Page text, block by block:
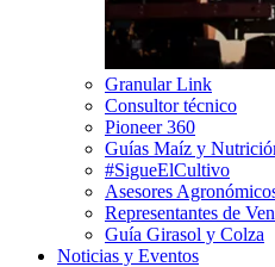
Granular Link
Consultor técnico
Pioneer 360
Guías Maíz y
#SigueElCultivo
Asesores
Representantes de
Guía Girasol y Colza
Noticias y Eventos